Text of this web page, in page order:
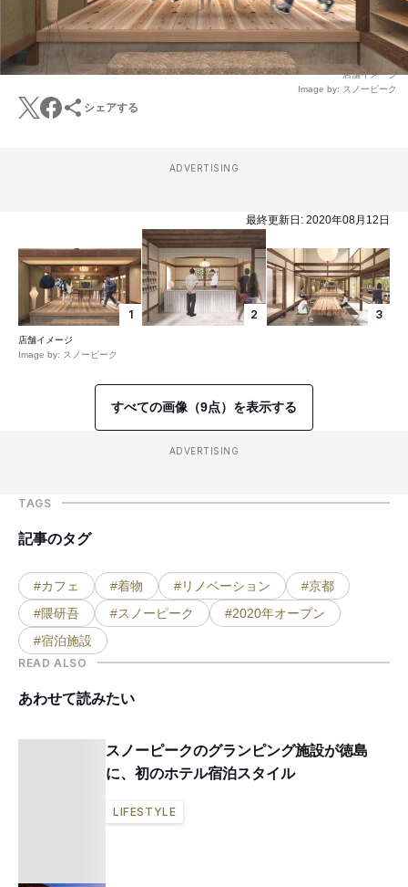
店舗イメージ
Image by: スノーピーク
シェアする
ADVERTISING
最終更新日: 2020年08月12日
1
店舗イメージ
Image by: スノーピーク
2 3
すべての画像（9点）を表示する
ADVERTISING
TAGS
記事のタグ
#カフェ #着物 #リノベーション
#京都
#隈研吾
#スノーピーク
#2020年オープン
#宿泊施設
READ ALSO
あわせて読みたい
スノーピークのグランピング施設が徳島
に、初のホテル宿泊スタイル
LIFESTYLE